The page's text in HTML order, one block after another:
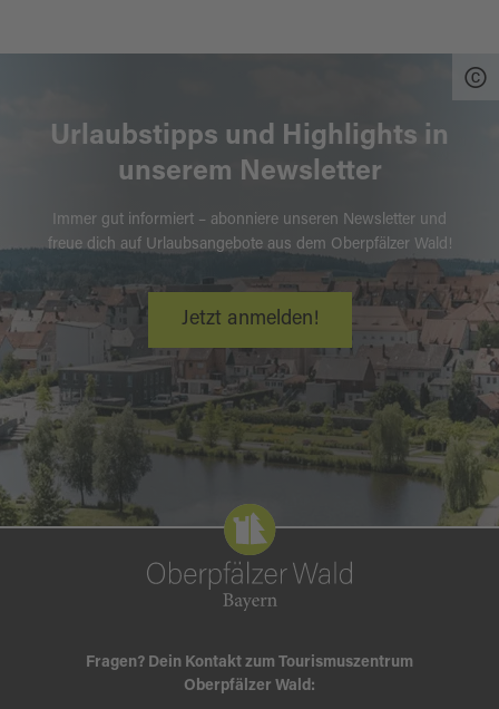
Urlaubstipps und Highlights in
unserem Newsletter
Immer gut informiert – abonniere unseren Newsletter und
freue dich auf Urlaubsangebote aus dem Oberpfälzer Wald!
Jetzt anmelden!
Fragen? Dein Kontakt zum Tourismuszentrum
Oberpfälzer Wald: